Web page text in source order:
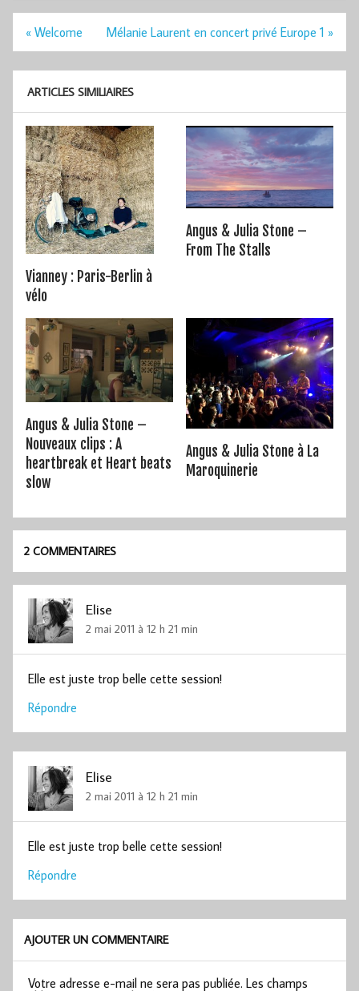
Navigation
« Welcome Mélanie Laurent en concert privé Europe 1 »
ARTICLES SIMILIAIRES
Vianney : Paris-Berlin à
vélo
Angus & Julia Stone –
From The Stalls
Angus & Julia Stone –
Nouveaux clips : A
heartbreak et Heart beats
slow
Angus & Julia Stone à La
Maroquinerie
2 COMMENTAIRES
Elise
2 mai 2011 à 12 h 21 min
Elle est juste trop belle cette session!
Répondre
Elise
2 mai 2011 à 12 h 21 min
Elle est juste trop belle cette session!
Répondre
AJOUTER UN COMMENTAIRE
Votre adresse e-mail ne sera pas publiée. Les champs